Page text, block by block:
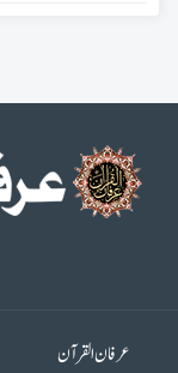
عرفان القرآن